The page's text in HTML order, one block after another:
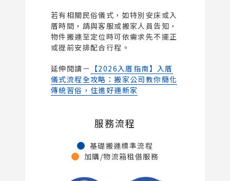
若有相關民俗儀式，如特別安床或入
厝時間，請與客服或搬家人員告知，
物件搬運至定位時可依需求先不擺正
或提前安排配合行程。
延伸閱讀－ 【2026入厝指南】入厝
儀式流程全攻略：搬家公司教你簡化
傳統習俗，住進好運新家
服務流程
基礎搬運標準流程
加購/物流箱租借服務